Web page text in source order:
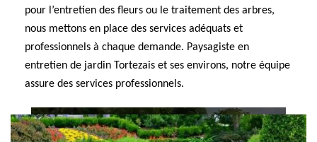
pour l’entretien des fleurs ou le traitement des arbres,
nous mettons en place des services adéquats et
professionnels à chaque demande. Paysagiste en
entretien de jardin Tortezais et ses environs, notre équipe
assure des services professionnels.